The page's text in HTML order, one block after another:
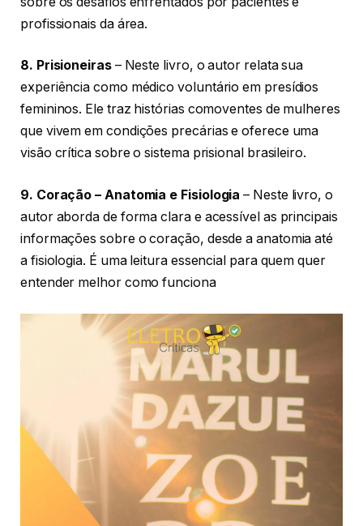
profissionais da área.
8. Prisioneiras– Neste livro, o autor relata sua
experiência como médico voluntário em presídios
femininos. Ele traz histórias comoventes de mulheres
que vivem em condições precárias e oferece uma
visão crítica sobre o sistema prisional brasileiro.
9. Coração – Anatomia e Fisiologia – Neste livro, o
autor aborda de forma clara e acessível as principais
informações sobre o coração, desde a anatomia até
a fisiologia. É uma leitura essencial para quem quer
entender melhor como funciona